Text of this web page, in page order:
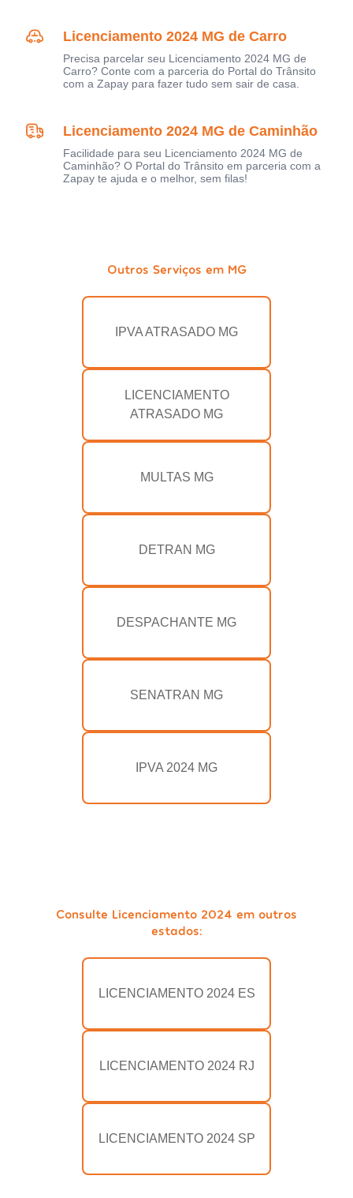
Licenciamento 2024 MG de Carro
Precisa parcelar seu Licenciamento 2024 MG de
Carro? Conte com a parceria do Portal do Trânsito
com a Zapay para fazer tudo sem sair de casa.
Licenciamento 2024 MG de Caminhão
Facilidade para seu Licenciamento 2024 MG de
Caminhão? O Portal do Trânsito em parceria com a
Zapay te ajuda e o melhor, sem filas!
Outros Serviços em MG
IPVA ATRASADO MG
LICENCIAMENTO
ATRASADO MG
MULTAS MG
DETRAN MG
DESPACHANTE MG
SENATRAN MG
IPVA 2024 MG
Consulte Licenciamento 2024 em outros
estados:
LICENCIAMENTO 2024 ES
LICENCIAMENTO 2024 RJ
LICENCIAMENTO 2024 SP